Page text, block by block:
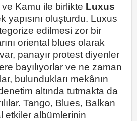
Kamu ile birlikte Luxus
yapısını oluşturdu. Luxus
edilmesi zor bir
oriental blues olarak
panayır protest diyenler
bayılıyorlar ve ne zaman
bulundukları mekânın
altında tutmakta da
Tango, Blues, Balkan
etkiler albümlerinin